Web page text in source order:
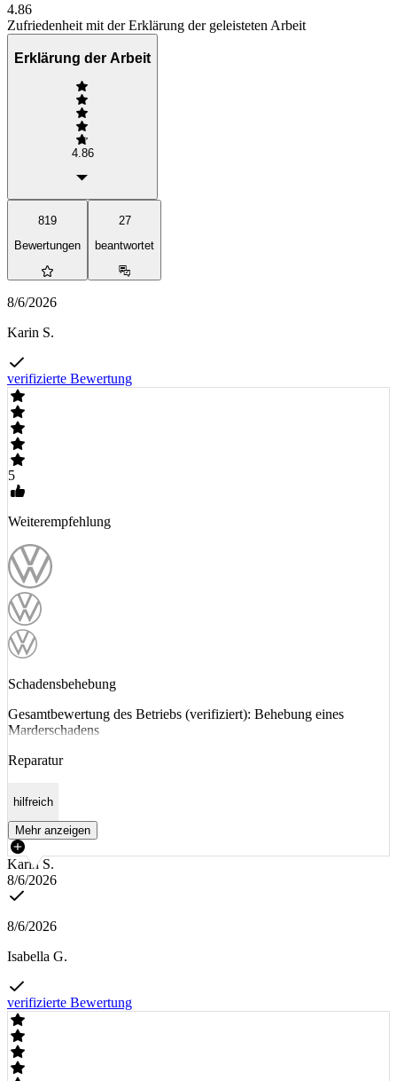
4.86
Zufriedenheit mit der Erklärung der geleisteten Arbeit
Erklärung der Arbeit
4.86
819
Bewertungen
27
beantwortet
8/6/2026
Karin S.
verifizierte Bewertung
5
Weiterempfehlung
Schadensbehebung
Gesamtbewertung des Betriebs (verifiziert): Behebung eines
Marderschadens
Reparatur
hilfreich
Mehr anzeigen
Karin S.
8/6/2026
8/6/2026
Isabella G.
verifizierte Bewertung